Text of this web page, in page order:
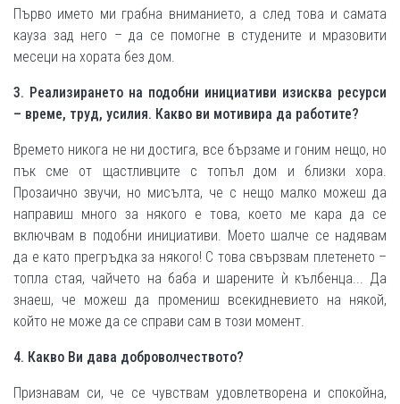
Първо името ми грабна вниманието, а след това и самата
кауза зад него – да се помогне в студените и мразовити
месеци на хората без дом.
3. Реализирането на подобни инициативи изисква ресурси
– време, труд, усилия. Какво ви мотивира да работите?
Времето никога не ни достига, все бързаме и гоним нещо, но
пък сме от щастливците с топъл дом и близки хора.
Прозаично звучи, но мисълта, че с нещо малко можеш да
направиш много за някого е това, което ме кара да се
включвам в подобни инициативи. Моето шалче се надявам
да е като прегръдка за някого! С това свързвам плетенето –
топла стая, чайчето на баба и шарените ѝ кълбенца... Да
знаеш, че можеш да промениш всекидневието на някой,
който не може да се справи сам в този момент.
4. Какво Ви дава доброволчеството?
Признавам си, че се чувствам удовлетворена и спокойна,